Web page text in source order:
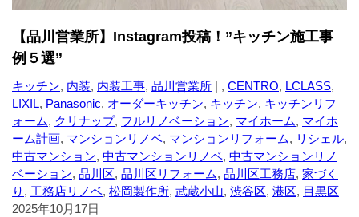
【品川営業所】Instagram投稿！”キッチン施工事
例５選”
キッチン, 内装, 内装工事, 品川営業所 | , CENTRO, LCLASS,
LIXIL, Panasonic, オーダーキッチン, キッチン, キッチンリフ
ォーム, クリナップ, フルリノベーション, マイホーム, マイホ
ーム計画, マンションリノベ, マンションリフォーム, リシェル,
中古マンション, 中古マンションリノベ, 中古マンションリノ
ベーション, 品川区, 品川区リフォーム, 品川区工務店, 家づく
り , 工務店リノベ, 松岡製作所, 武蔵小山, 渋谷区, 港区, 目黒区
2025年10月17日